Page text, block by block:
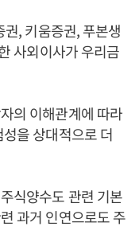
, 키움증권, 푸본생
사외이사가 우리금
의 이해관계에 따라
을 상대적으로 더
식양수도 관련 기본
과거 인연으로도 주